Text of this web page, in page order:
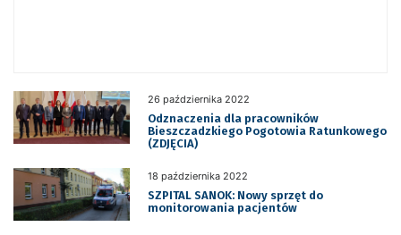
26 października 2022
Odznaczenia dla pracowników
Bieszczadzkiego Pogotowia Ratunkowego
(ZDJĘCIA)
18 października 2022
SZPITAL SANOK: Nowy sprzęt do
monitorowania pacjentów